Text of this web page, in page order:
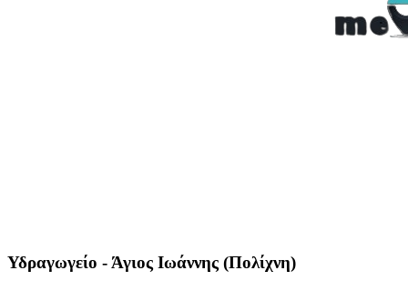
Υδραγωγείο - Άγιος Ιωάννης (Πολίχνη)